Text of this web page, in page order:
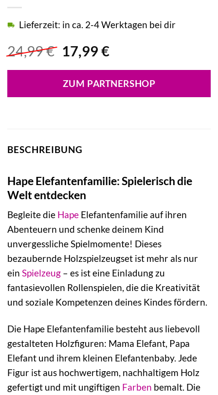
24,99€ Ursprünglicher
war:
24,99 €
17,99 €Aktueller
ist:
17,99 €.
Lieferzeit: in ca. 2-4 Werktagen bei dir
ZUM PARTNERSHOP
BESCHREIBUNG
Hape Elefantenfamilie: Spielerisch die
Welt entdecken
Begleite die Hape Elefantenfamilie auf ihren
Abenteuern und schenke deinem Kind
unvergessliche Spielmomente! Dieses
bezaubernde Holzspielzeugset ist mehr als nur
ein Spielzeug – es ist eine Einladung zu
fantasievollen Rollenspielen, die die Kreativität
und soziale Kompetenzen deines Kindes fördern.
Die Hape Elefantenfamilie besteht aus liebevoll
gestalteten Holzfiguren: Mama Elefant, Papa
Elefant und ihrem kleinen Elefantenbaby. Jede
Figur ist aus hochwertigem, nachhaltigem Holz
gefertigt und mit ungiftigen Farben bemalt. Die